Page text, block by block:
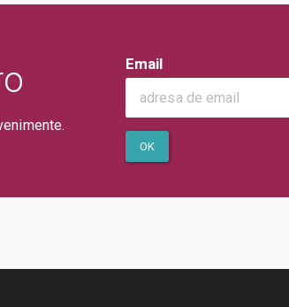
Email
OK